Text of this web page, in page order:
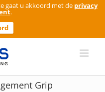
gaat u akkoord met de privacy
.
Grip